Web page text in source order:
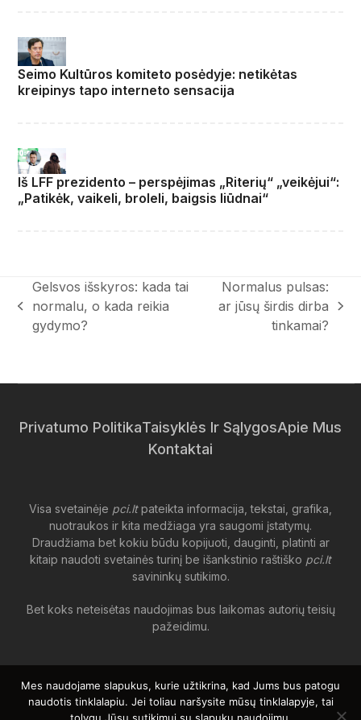
Seimo Kultūros komiteto posėdyje: netikėtas
kreipinys tapo interneto sensacija
Iš LFF prezidento – perspėjimas „Riterių“ „veikėjui“:
„Patikėk, vaikeli, broleli, baigsis liūdnai“
previous
post:
Gelsvos išskyros: kada tai
normalu, o kada reikia
gydymo?
next
Normalus pulsas:
ar jūsų širdis dirba
tinkamai?
Privatumo PolitikaTaisyklės Ir SąlygosApie Mus
Kontaktai
Visa svetainėje pci.ltpateikta informacija, tekstai, grafika,
nuotraukos ir kita medžiaga yra saugomi įstatymų.
Draudžiama bet kokiu būdu kopijuoti, dauginti, platinti ar
kitaip naudoti svetainės turinį be išankstinio raštiško pci.lt
savininkų sutikimo.
Bet koks neteisėtas naudojimas bus laikomas autorių teisių
pažeidimu.
Įdomūs straipsniai|Naujienos ir straipsniai | Naujienų portalas
|
Mes naudojame slapukus, kurie užtikrina, kad Jums bus patogu
naudotis tinklalapiu. Jei toliau naršysite mūsų tinklalapyje, tai